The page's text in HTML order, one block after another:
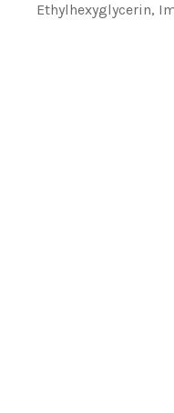
Ethylhexyglycerin,